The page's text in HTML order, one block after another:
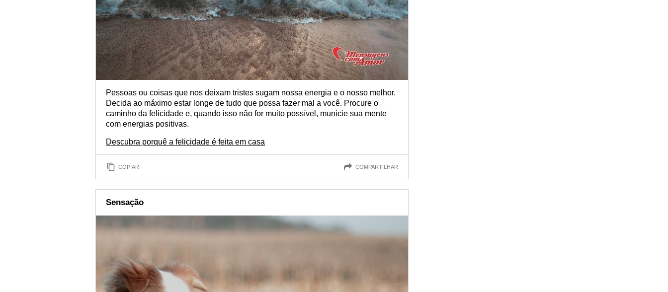
Pessoas ou coisas que nos deixam tristes sugam nossa energia e o nosso melhor.
Decida ao máximo estar longe de tudo que possa fazer mal a você. Procure o
caminho da felicidade e, quando isso não for muito possível, municie sua mente
com energias positivas.
Descubra porquê a felicidade é feita em casa
COPIAR COMPARTILHAR
Sensação